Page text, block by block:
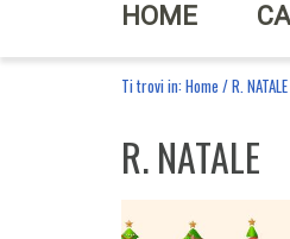
HOME
Ti trovi in: Home /R. NATALE
R. NATALE